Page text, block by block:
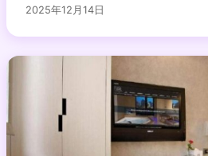
2025年12月14日